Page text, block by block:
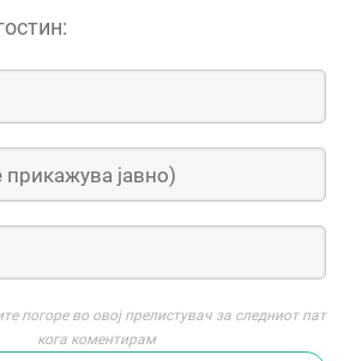
погоре во овој прелистувач за следниот пат
кога коментирам